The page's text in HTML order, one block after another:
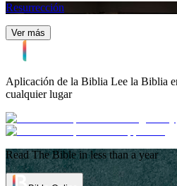
Resurrección
Ver más
Aplicación de la Biblia Lee la Biblia
cualquier lugar
Read The Bible in less than a year